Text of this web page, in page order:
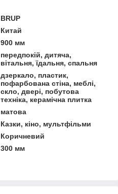
BRUP
Китай
900 мм
передпокій, дитяча,
вітальня, їдальня, спальня
дзеркало, пластик,
пофарбована стіна, меблі,
скло, двері, побутова
техніка, керамічна плитка
матова
Казки, кіно, мультфільми
Коричневий
300 мм